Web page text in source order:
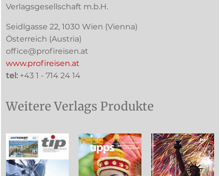
Verlagsgesellschaft m.b.H.
Seidlgasse 22, 1030 Wien (Vienna)
Österreich (Austria)
office@profireisen.at
www.profireisen.at
tel: +43 1 - 714 24 14
Weitere Verlags Produkte